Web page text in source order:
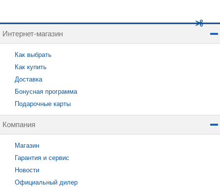
Интернет-магазин
Как выбрать
Как купить
Доставка
Бонусная программа
Подарочные карты
Компания
Магазин
Гарантия и сервис
Новости
Официальный дилер